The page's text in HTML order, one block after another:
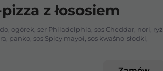
z łososiem
ogórek, ser Philadelphia, sos Cheddar, nori, ryż,
panko, sos Spicy mayoi, sos kwaśno-słodki,